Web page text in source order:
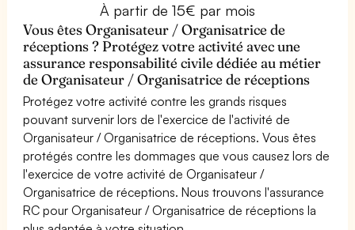
À partir de 15€ par mois
Vous êtes Organisateur / Organisatrice de
réceptions ? Protégez votre activité avec une
assurance responsabilité civile dédiée au métier
de Organisateur / Organisatrice de réceptions
Protégez votre activité contre les grands risques
pouvant survenir lors de l'exercice de l'activité de
Organisateur / Organisatrice de réceptions. Vous êtes
protégés contre les dommages que vous causez lors de
l'exercice de votre activité de Organisateur /
Organisatrice de réceptions. Nous trouvons l'assurance
RC pour Organisateur / Organisatrice de réceptions la